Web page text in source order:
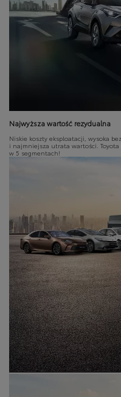
Najwyższa wartość rezydualna
Niskie koszty eksploatacji, wysoka
i najmniejsza utrata wartości.
w 5 segmentach!